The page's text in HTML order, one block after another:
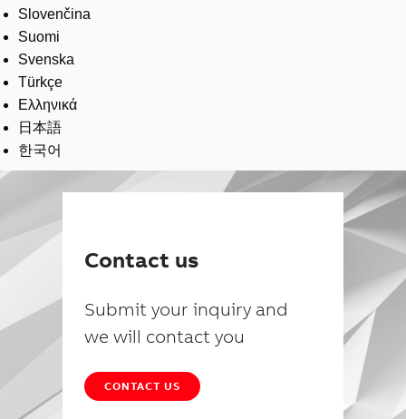
Slovenčina
Suomi
Svenska
Türkçe
Ελληνικά
日本語
한국어
Contact us
Submit your inquiry and
we will contact you
CONTACT US